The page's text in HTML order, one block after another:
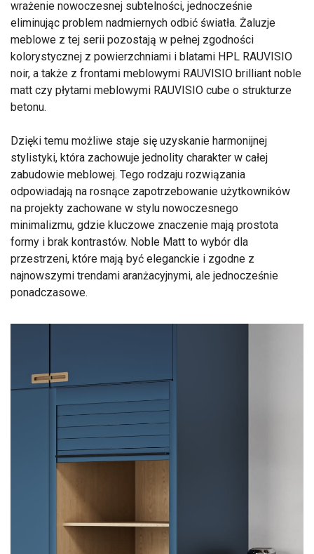
wrażenie nowoczesnej subtelności, jednocześnie
eliminując problem nadmiernych odbić światła. Żaluzje
meblowe z tej serii pozostają w pełnej zgodności
kolorystycznej z powierzchniami i blatami HPL RAUVISIO
noir, a także z frontami meblowymi RAUVISIO brilliant noble
matt czy płytami meblowymi RAUVISIO cube o strukturze
betonu.
Dzięki temu możliwe staje się uzyskanie harmonijnej
stylistyki, która zachowuje jednolity charakter w całej
zabudowie meblowej. Tego rodzaju rozwiązania
odpowiadają na rosnące zapotrzebowanie użytkowników
na projekty zachowane w stylu nowoczesnego
minimalizmu, gdzie kluczowe znaczenie mają prostota
formy i brak kontrastów. Noble Matt to wybór dla
przestrzeni, które mają być eleganckie i zgodne z
najnowszymi trendami aranżacyjnymi, ale jednocześnie
ponadczasowe.